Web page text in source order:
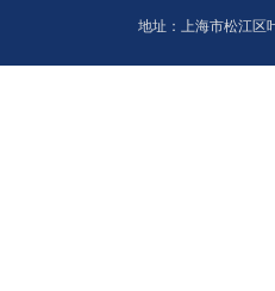
地址： 上海市松江区